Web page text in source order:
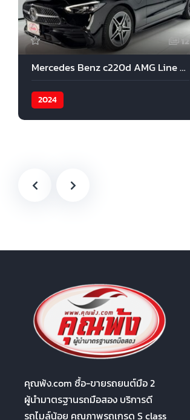
12
Mercedes Benz c220d AMG Line 2024
2024
คุณพ้ง.com ซื้อ-ขายรถยนต์มือ 2
ผู้นำมาตรฐานรถมือสอง บริการดี
รถไมล์น้อย คุณภาพรถเกรด S class